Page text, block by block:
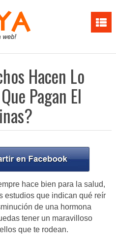
Hacen Lo
Pagan El
hace bien para la salud,
estudios que indican qué reír
de una hormona
tener un maravilloso
que te rodean.